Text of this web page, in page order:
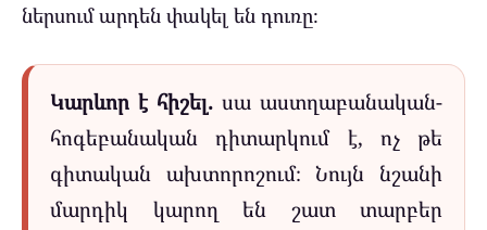
ներսում արդեն փակել են դուռը։
Կարևոր է հիշել. սա աստղաբանական-
հոգեբանական դիտարկում է, ոչ թե
գիտական ախտորոշում։ Նույն նշանի
մարդիկ կարող են շատ տարբեր